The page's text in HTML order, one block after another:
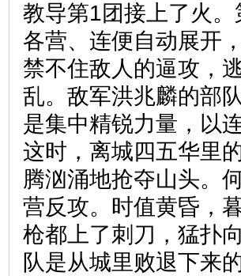
教导第1团接上了火
各营、连便自动展开
禁不住敌人的逼攻，
乱。敌军洪兆麟的部
是集中精锐力量，以
这时，离城四五华里
腾汹涌地抢夺山头。
营反攻。时值黄昏，
枪都上了刺刀，猛扑
队是从城里败退下来